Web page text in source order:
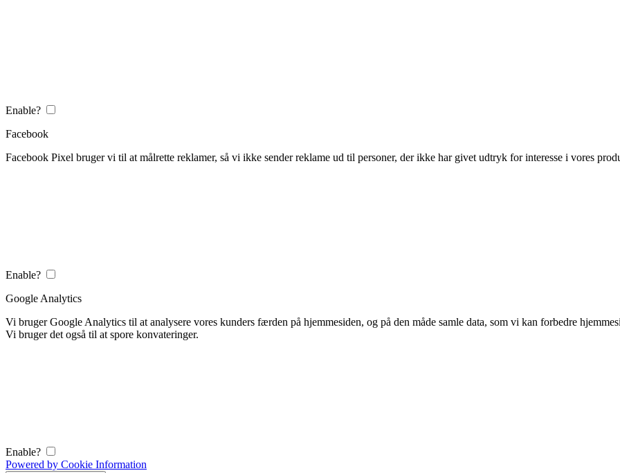
Enable?
Facebook
Facebook Pixel bruger vi til at målrette reklamer, så vi ikke sender reklame ud til personer, der ikke har givet udtryk for interesse i vores
Enable?
Google Analytics
Vi bruger Google Analytics til at analysere vores kunders færden på hjemmesiden, og på den måde samle data, som vi kan forbedre
Vi bruger det også til at spore konvateringer.
Enable?
Powered by Cookie Information